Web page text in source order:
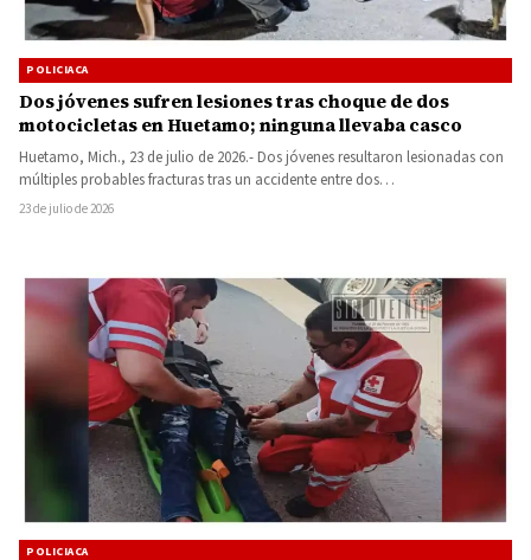
POLICIACA
Dos jóvenes sufren lesiones tras choque de dos
motocicletas en Huetamo; ninguna llevaba casco
Huetamo, Mich., 23 de julio de 2026.- Dos jóvenes resultaron lesionadas con
múltiples probables fracturas tras un accidente entre dos…
23 de julio de 2026
POLICIACA